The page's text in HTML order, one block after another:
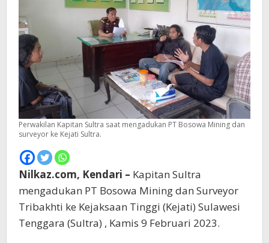
Perwakilan Kapitan Sultra saat mengadukan PT Bosowa Mining dan
surveyor ke Kejati Sultra.
Nilkaz.com, Kendari – Kapitan Sultra
mengadukan PT Bosowa Mining dan Surveyor
Tribakhti ke Kejaksaan Tinggi (Kejati) Sulawesi
Tenggara (Sultra) , Kamis 9 Februari 2023.